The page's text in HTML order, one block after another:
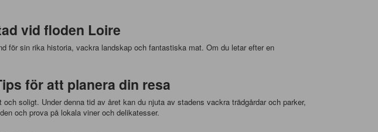
vid floden Loire
för sin rika historia, vackra landskap och fantastiska mat. Om du letar efter en
för att planera din resa
soligt. Under denna tid av året kan du njuta av stadens vackra trädgårdar och parker,
och prova på lokala viner och delikatesser.